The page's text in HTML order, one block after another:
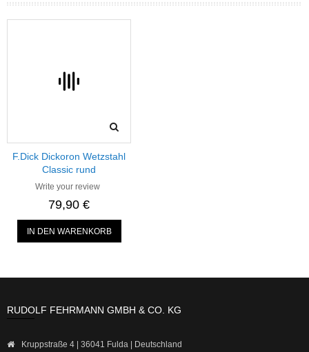
F.Dick Dickoron Wetzstahl
Classic rund
Write your review
79,90 €
RUDOLF FEHRMANN GMBH & CO. KG